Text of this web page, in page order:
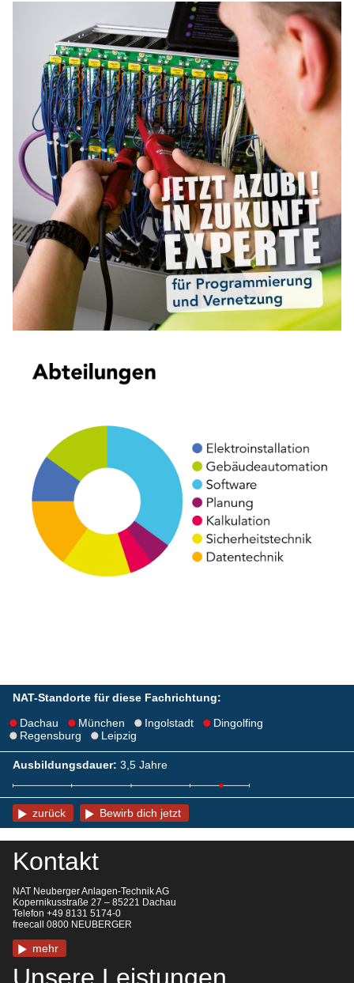
NAT-Standorte für diese Fachrichtung:
Dachau
München Ingolstadt
Dingolfing
Regensburg
Leipzig
Ausbildungsdauer: 3,5 Jahre
zurück Bewirb dich jetzt
Kontakt
NAT Neuberger Anlagen-Technik AG
Kopernikusstraße 27 – 85221 Dachau
Telefon +49 8131 5174-0
freecall 0800 NEUBERGER
mehr